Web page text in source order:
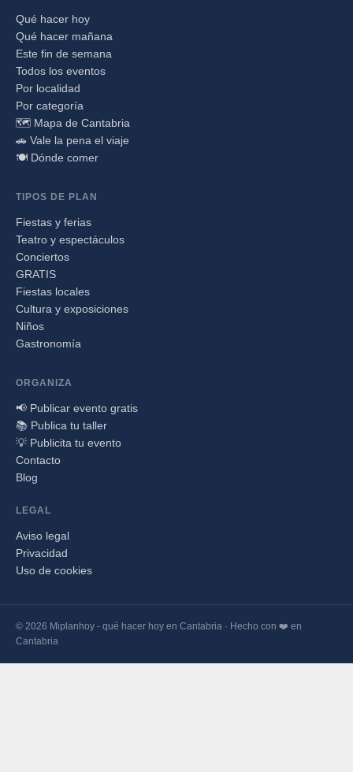
Qué hacer hoy
Qué hacer mañana
Este fin de semana
Todos los eventos
Por localidad
Por categoría
🗺️ Mapa de Cantabria
🚗 Vale la pena el viaje
🍽️ Dónde comer
TIPOS DE PLAN
Fiestas y ferias
Teatro y espectáculos
Conciertos
GRATIS
Fiestas locales
Cultura y exposiciones
Niños
Gastronomía
ORGANIZA
📢 Publicar evento gratis
📚 Publica tu taller
💡 Publicita tu evento
Contacto
Blog
LEGAL
Aviso legal
Privacidad
Uso de cookies
© 2026 Miplanhoy - qué hacer hoy en Cantabria · Hecho con ❤️ en
Cantabria